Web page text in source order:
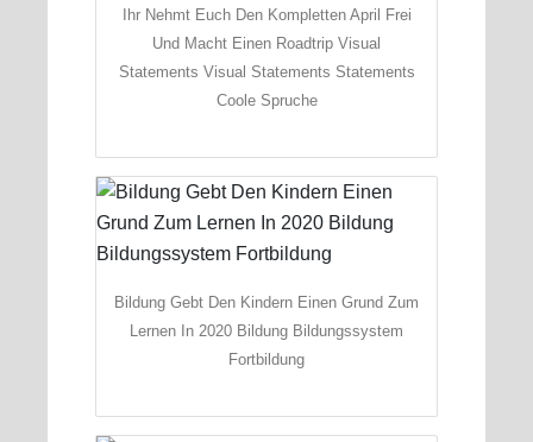
Ihr Nehmt Euch Den Kompletten April Frei
Und Macht Einen Roadtrip Visual
Statements Visual Statements Statements
Coole Spruche
Bildung Gebt Den Kindern Einen Grund Zum
Lernen In 2020 Bildung Bildungssystem
Fortbildung